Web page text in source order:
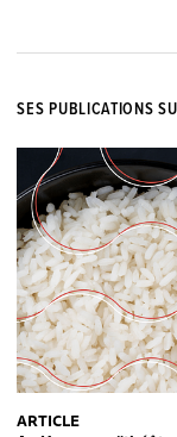
SES PUBLICATIONS
ARTICLE